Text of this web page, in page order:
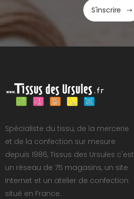
S'inscrire
Spécialiste du tissu, de la mercerie
et de la confection sur mesure
depuis 1986, Tissus des Ursules c'est
un réseau de 75 magasins, un site
Internet et un atelier de confection
situé en France.